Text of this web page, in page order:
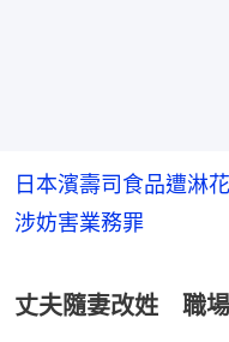
日本濱壽司食品遭淋
涉妨害業務罪
丈夫隨妻改姓 職